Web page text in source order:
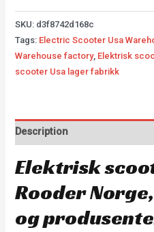
SKU: d3f8742d168c
Tags: Electric Scooter Usa
Warehouse factory, Elektrisk
scooter Usa lager fabrikk
Description
Elektrisk
Rooder
og